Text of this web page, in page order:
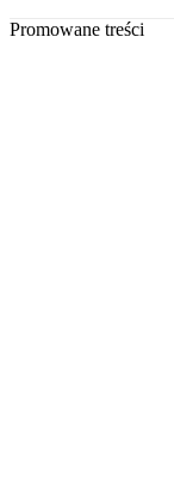
Promowane treści